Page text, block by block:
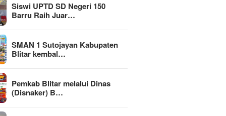
Siswi UPTD SD Negeri 150
Barru Raih Juar…
SMAN 1 Sutojayan Kabupaten
Blitar kembal…
Pemkab Blitar melalui Dinas
(Disnaker) B…